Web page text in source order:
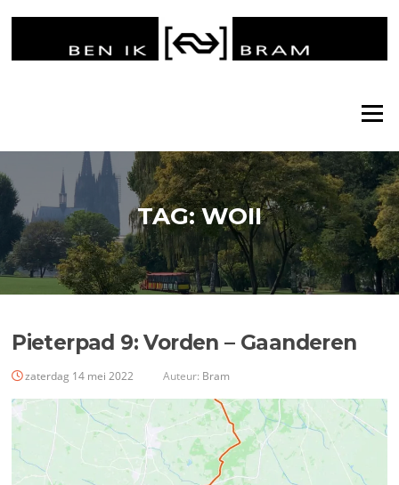
Menu
TAG:WOII
Pieterpad 9: Vorden – Gaanderen
zaterdag 14 mei 2022 Auteur: Bram